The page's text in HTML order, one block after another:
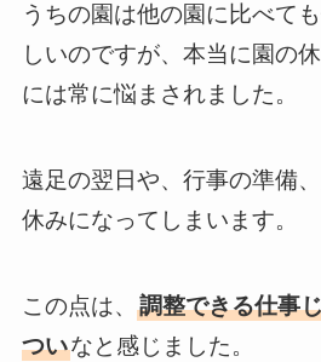
うちの園は他の園に比べて
しいのですが、本当に園の
には常に悩まされました。
遠足の翌日や、行事の準備
休みになってしまいます。
この点は、 調整できる仕事
ついなと感じました。